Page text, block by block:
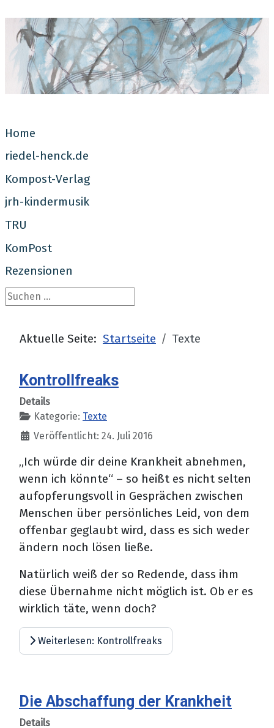
Home
riedel-henck.de
Kompost-Verlag
jrh-kindermusik
TRU
KomPost
Rezensionen
Suchen ...
Aktuelle Seite: Startseite Texte
Kontrollfreaks
Details
Kategorie: Texte
Veröffentlicht: 24. Juli 2016
„Ich würde dir deine Krankheit abnehmen,
wenn ich könnte“ – so heißt es nicht selten
aufopferungsvoll in Gesprächen zwischen
Menschen über persönliches Leid, von dem
offenbar geglaubt wird, dass es sich weder
ändern noch lösen ließe.
Natürlich weiß der so Redende, dass ihm
diese Übernahme nicht möglich ist. Ob er es
wirklich täte, wenn doch?
Weiterlesen: Kontrollfreaks
Die Abschaffung der Krankheit
Details